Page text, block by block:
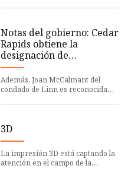
Notas del gobierno: Cedar
Rapids obtiene la
designación de
'Comunidad próspera',
una herramienta para
ayudar al desarrollo de
Además, Joan McCalmant del
condado de Linn es reconocida
3D
La impresión 3D está captando la
atención en el campo de la